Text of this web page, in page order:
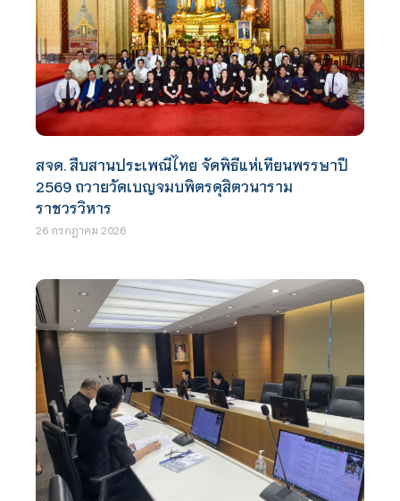
สจด. สืบสานประเพณีไทย จัดพิธีแห่เทียนพรรษาปี
2569 ถวายวัดเบญจมบพิตรดุสิตวนาราม
ราชวรวิหาร
26 กรกฎาคม 2026